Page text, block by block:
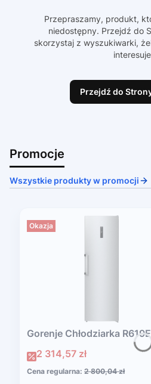
Przepraszamy, produkt,
niedostępny. Przejdź do
skorzystaj z wyszukiwarki,
Przejdź do
Promocje
Wszystkie produkty w promocji
Okazja
Gorenje Chłodziarka
Cena promocyjna
2 314,57 zł
Cena regularna: 2 800,04 zł